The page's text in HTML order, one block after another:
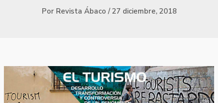
Por Revista Ábaco /27 diciembre, 2018